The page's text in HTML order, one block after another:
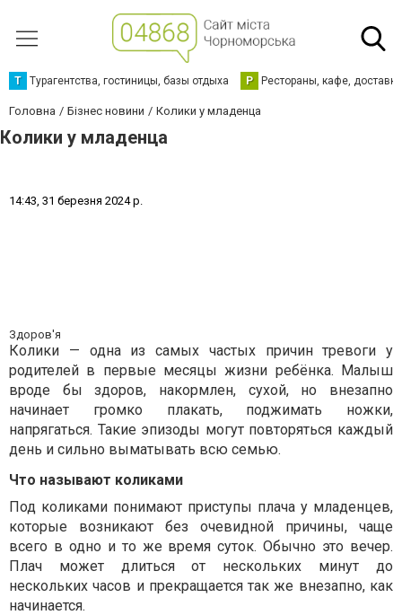
Т Турагентства, гостиницы, базы отдыха Р Рестораны, кафе,
Головна Бізнес новини Колики у младенца
Колики у младенца
14:43, 31 березня 2024р.
Здоров'я
Колики — одна из самых частых причин тревоги у
родителей в первые месяцы жизни ребёнка. Малыш
вроде бы здоров, накормлен, сухой, но внезапно
начинает громко плакать, поджимать ножки,
напрягаться. Такие эпизоды могут повторяться каждый
день и сильно выматывать всю семью.
Что называют коликами
Под коликами понимают приступы плача у младенцев,
которые возникают без очевидной причины, чаще
всего в одно и то же время суток. Обычно это вечер.
Плач может длиться от нескольких минут до
нескольких часов и прекращается так же внезапно, как
начинается.